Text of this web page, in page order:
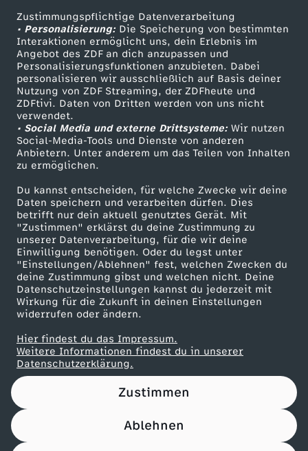
Zustimmungspflichtige Datenverarbeitung
• Personalisierung:Die Speicherung von bestimmten
Interaktionen ermöglicht uns, dein Erlebnis im
Angebot des ZDF an dich anzupassen und
Personalisierungsfunktionen anzubieten. Dabei
personalisieren wir ausschließlich auf Basis deiner
Nutzung von ZDF Streaming, der ZDFheute und
ZDFtivi. Daten von Dritten werden von uns nicht
verwendet.
• Social Media und externe Drittsysteme:Wir nutzen
Social-Media-Tools und Dienste von anderen
Anbietern. Unter anderem um das Teilen von Inhalten
zu ermöglichen.
Du kannst entscheiden, für welche Zwecke wir deine
Daten speichern und verarbeiten dürfen. Dies
betrifft nur dein aktuell genutztes Gerät. Mit
"Zustimmen" erklärst du deine Zustimmung zu
unserer Datenverarbeitung, für die wir deine
Einwilligung benötigen. Oder du legst unter
"Einstellungen/Ablehnen" fest, welchen Zwecken du
deine Zustimmung gibst und welchen nicht. Deine
Datenschutzeinstellungen kannst du jederzeit mit
Wirkung für die Zukunft in deinen Einstellungen
widerrufen oder ändern.
Hier findest du das Impressum.
Weitere Informationen findest du in unserer
Datenschutzerklärung.
Zustimmen
Ablehnen
Livestreams
Sendungen A-Z
TV-Programm
Zuschauerservice
Hilfe
ZDF Unternehmen
Karriere
ZDF goes Schule
Werbefernsehen
Mainzelmännchen
Partner
Nutzungsbedingungen